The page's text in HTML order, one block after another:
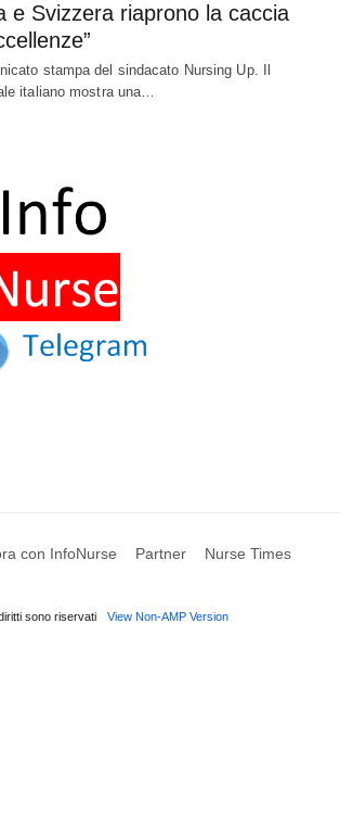
e Svizzera riaprono la caccia
stampa del sindacato Nursing Up. Il
italiano mostra una…
con InfoNurse Partner Nurse Times
sono riservati View Non-AMP Version